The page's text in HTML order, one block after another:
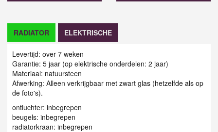
RADIATOR ELEKTRISCHE
Levertijd: over 7 weken
Garantie: 5 jaar (op elektrische onderdelen: 2 jaar)
Materiaal: natuursteen
Afwerking: Alleen verkrijgbaar met zwart glas (hetzelfde als op
de foto's).
ontluchter: inbegrepen
beugels: inbegrepen
radiatorkraan: inbegrepen